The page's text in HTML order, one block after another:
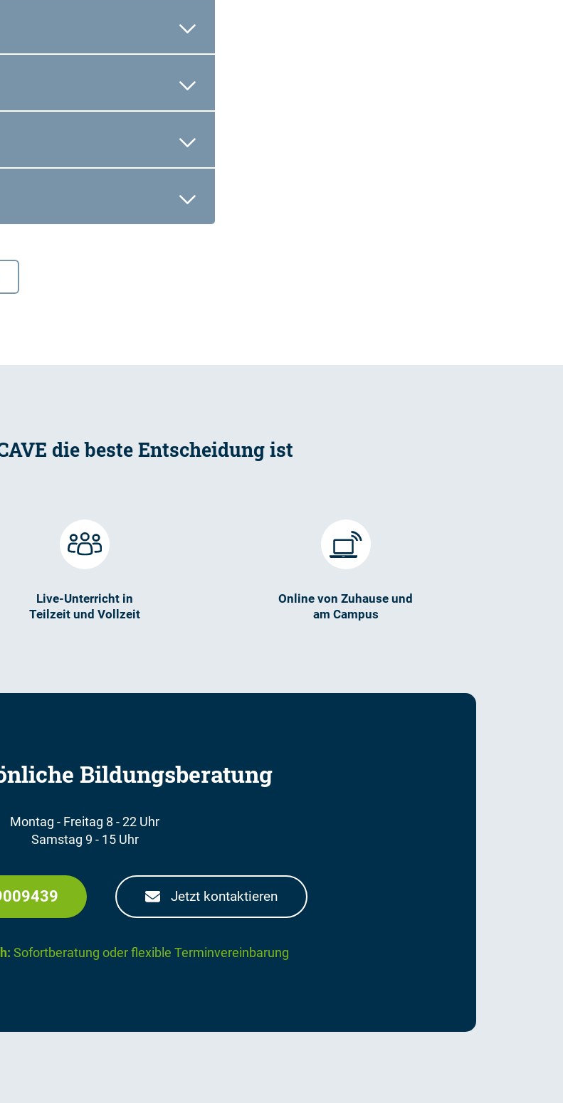
die beste Entscheidung ist
Live-Unterricht in
Teilzeit und Vollzeit
Online von Zuhause und
am Campus
Bildungsberatung
Montag - Freitag 8 - 22 Uhr
Samstag 9 - 15 Uhr
Jetzt kontaktieren
Sofortberatung oder flexible Terminvereinbarung